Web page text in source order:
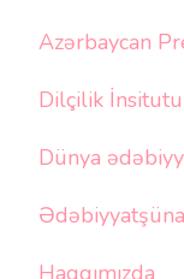
Azərbaycan
Dilçilik İnsitutu
Dünya
Haqqımızda